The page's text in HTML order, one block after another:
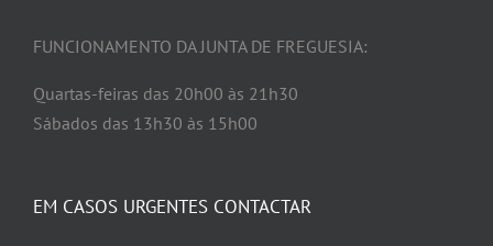
FUNCIONAMENTO DA JUNTA DE FREGUESIA:
Quartas-feiras das 20h00 às 21h30
Sábados das 13h30 às 15h00
EM CASOS URGENTES CONTACTAR